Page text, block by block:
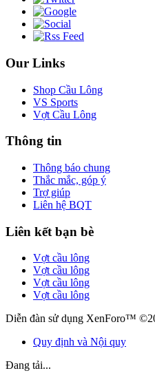
Our Links
Shop Cầu Lông
VS Sports
Vợt Cầu Lông
Thông tin
Thông báo chung
Thắc mắc, góp ý
Trợ giúp
Liên hệ BQT
Liên kết bạn bè
Vợt cầu lông
Vợt cầu lông
Vợt cầu lông
Vợt cầu lông
Diễn đàn sử dụng XenForo™
Quy định và Nội quy
Đang tải...